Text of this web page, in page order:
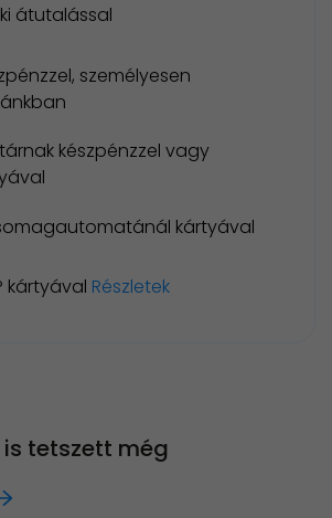
átutalással
személyesen
készpénzzel vagy
kártyával
kártyával Részletek
tetszett még